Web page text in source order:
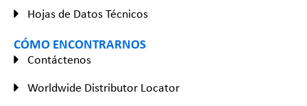
Hojas de Datos Técnicos
CÓMO ENCONTRARNOS
Contáctenos
Worldwide Distributor Locator